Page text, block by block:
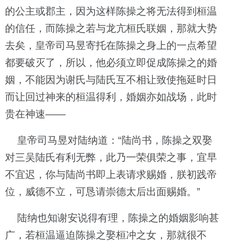
的公主或郡主，因为这样陈操之将无法得到桓温
的信任，而陈操之若与龙亢桓氏联姻，那就大势
去矣，皇帝司马昱寄托在陈操之身上的一点希望
都要破灭了，所以，他必须立即促成陈操之的婚
姻，不能因为谢氏与陆氏互不相让致使拖延时日
而让回过神来的桓温得利，婚姻亦如战场，此时
贵在神速——
皇帝司马昱对陆纳道：“陆尚书，陈操之双娶
对三吴陆氏有利无弊，此乃一荣俱荣之事，宜早
不宜迟，你与陆尚书即上表请求赐婚，朕初践帝
位，威德不立，可恳请崇德太后出面赐婚。”
陆纳也知谢安说得有理，陈操之的婚姻影响甚
广，若桓温逼迫陈操之娶桓冲之女，那就很不